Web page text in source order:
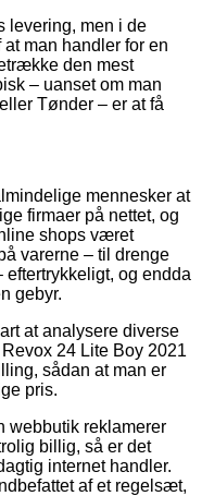
levering, men i de
man handler for en
den mest
– uanset om man
Tønder – er at få
mennesker at
firmaer på nettet, og
shops været
varerne – til drenge
og endda
gebyr.
at analysere diverse
24 Lite Boy 2021
sådan at man er
pris.
webbutik reklamerer
billig, så er det
internet handler.
af et regelsæt,